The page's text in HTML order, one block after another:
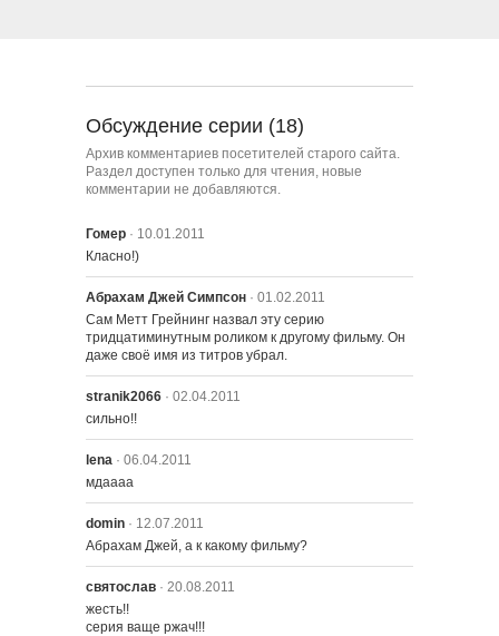
613 – С Мэгги нас трое
615 – Клоун Гомер
616 – Барт против Австралии
617 – Гомер против Пэтти и
618 – Бернс – звезда
619 – Свадьба Лизы
Обсуждение серии (18)
Архив комментариев посетителей старого сайта.
Раздел доступен только для чтения, новые
комментарии не добавляются.
Гомер · 10.01.2011
Класно!)
Абрахам Джей Симпсон · 01.02.2011
Сам Метт Грейнинг назвал эту серию
тридцатиминутным роликом к другому фильму. Он
даже своё имя из титров убрал.
stranik2066 · 02.04.2011
сильно!!
lena · 06.04.2011
мдаааа
domin · 12.07.2011
Абрахам Джей, а к какому фильму?
святослав · 20.08.2011
жесть!!
серия ваще ржач!!!